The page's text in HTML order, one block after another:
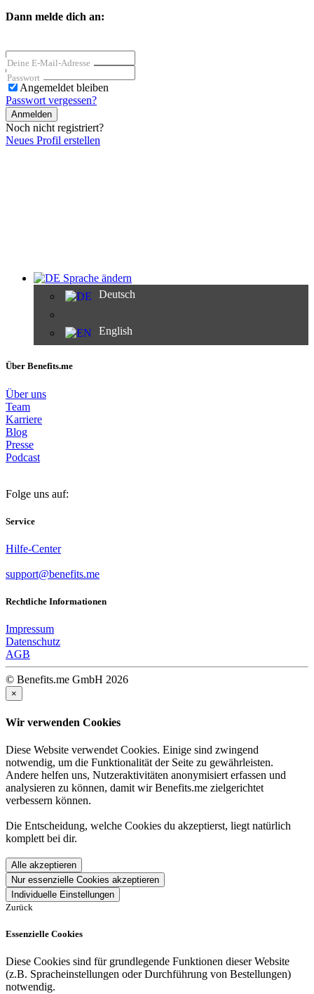
Dann melde dich an:
Deine E-Mail-Adresse
Passwort
Angemeldet bleiben
Passwort vergessen?
Anmelden
Noch nicht registriert?
Neues Profil erstellen
Sprache ändern
Deutsch
English
Über Benefits.me
Über uns
Team
Karriere
Blog
Presse
Podcast
Folge uns auf:
Service
Hilfe-Center
support@benefits.me
Rechtliche Informationen
Impressum
Datenschutz
AGB
© Benefits.me GmbH 2026
×
Wir verwenden Cookies
Diese Website verwendet Cookies. Einige sind zwingend
notwendig, um die Funktionalität der Seite zu gewährleisten.
Andere helfen uns, Nutzeraktivitäten anonymisiert erfassen und
analysieren zu können, damit wir Benefits.me zielgerichtet
verbessern können.
Die Entscheidung, welche Cookies du akzeptierst, liegt natürlich
komplett bei dir.
Alle akzeptieren
Nur essenzielle Cookies akzeptieren
Individuelle Einstellungen
Zurück
Essenzielle Cookies
Diese Cookies sind für grundlegende Funktionen dieser Website
(z.B. Spracheinstellungen oder Durchführung von Bestellungen)
notwendig.